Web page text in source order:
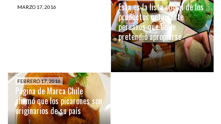
MARZO 17, 2016
Esta es la lista oficial de los
productos netamente
peruanos que Chile
pretendió apropiarse
FEBRERO 17, 2016
Página de Marca Chile
afirmó que los picarones son
originarios de su país